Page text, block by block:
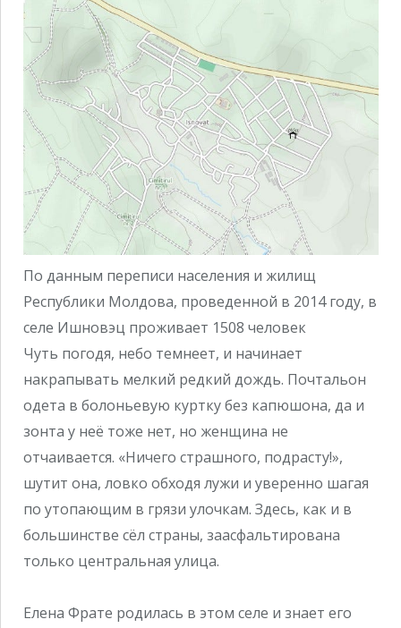
По данным переписи населения и жилищ
Республики Молдова, проведенной в 2014 году, в
селе Ишновэц проживает 1508 человек
Чуть погодя, небо темнеет, и начинает
накрапывать мелкий редкий дождь. Почтальон
одета в болоньевую куртку без капюшона, да и
зонта у неё тоже нет, но женщина не
отчаивается. «Ничего страшного, подрасту!»,
шутит она, ловко обходя лужи и уверенно шагая
по утопающим в грязи улочкам. Здесь, как и в
большинстве сёл страны, заасфальтирована
только центральная улица.
Елена Фрате родилась в этом селе и знает его